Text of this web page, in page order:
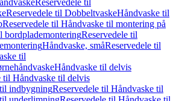
Reservedele til
Reservedele til DobbeltvaskeHåndvaske til
Reservedele til Håndvaske til montering på
bordplademonteringReservedele til
Håndvaske, småReservedele til
til
Håndvaske til delvis
til Håndvaske til delvis
indbygningReservedele til Håndvaske til